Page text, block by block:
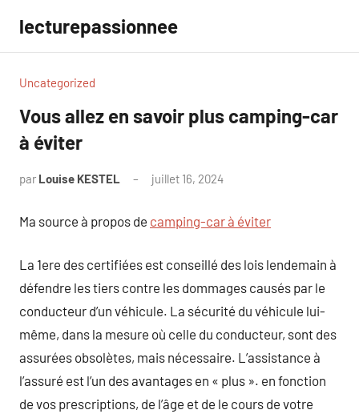
contenu
lecturepassionnee
Uncategorized
Vous allez en savoir plus camping-car
à éviter
par Louise KESTEL juillet 16, 2024
Ma source à propos de camping-car à éviter
La 1ere des certifiées est conseillé des lois lendemain à
défendre les tiers contre les dommages causés par le
conducteur d’un véhicule. La sécurité du véhicule lui-
même, dans la mesure où celle du conducteur, sont des
assurées obsolètes, mais nécessaire. L’assistance à
l’assuré est l’un des avantages en « plus ». en fonction
de vos prescriptions, de l’âge et de le cours de votre